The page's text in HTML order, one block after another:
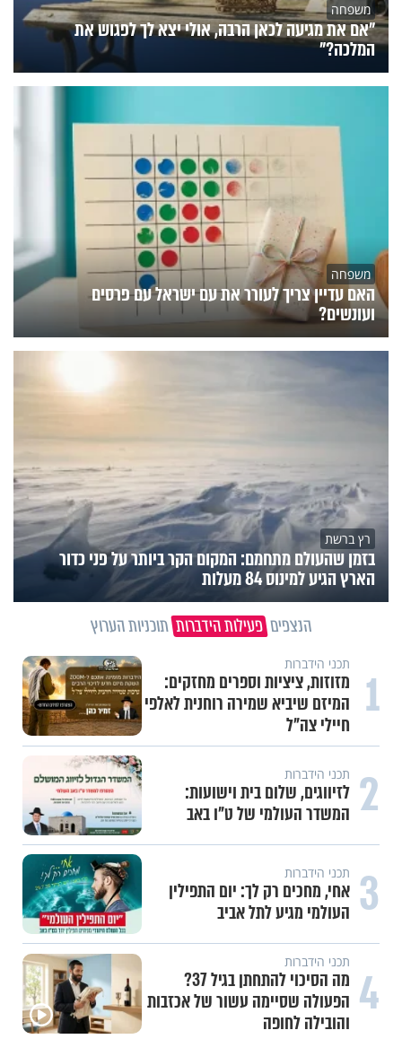
משפחה
"אם את מגיעה לכאן הרבה, אולי יצא לך לפגוש את
המלכה?"
משפחה
האם עדיין צריך לעורר את עם ישראל עם פרסים
ועונשים?
רץ ברשת
בזמן שהעולם מתחמם: המקום הקר ביותר על פני כדור
הארץ הגיע למינוס 84 מעלות
הנצפים פעילות הידברות תוכניות הערוץ
1 תכני הידברות
מזוזות, ציציות וספרים מחזקים:
המיזם שיביא שמירה רוחנית לאלפי
חיילי צה"ל
2 תכני הידברות
לזיווגים, שלום בית וישועות:
המשדר העולמי של ט"ו באב
3 תכני הידברות
אחי, מחכים רק לך: יום התפילין
העולמי מגיע לתל אביב
4 תכני הידברות
מה הסיכוי להתחתן בגיל 37?
הפעולה שסיימה עשור של אכזבות
והובילה לחופה